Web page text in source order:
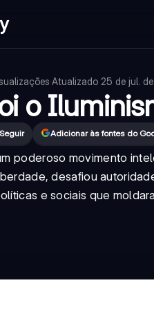
·Atualizado 25 de jul.
o
Seguir Adicionar às fontes do
poderoso movimento
desafiou
e sociais que